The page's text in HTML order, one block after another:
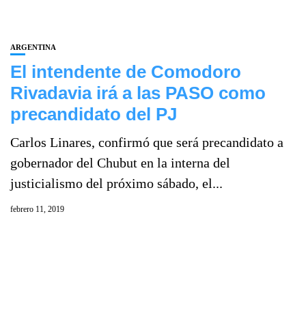
ARGENTINA
El intendente de Comodoro
Rivadavia irá a las PASO como
precandidato del PJ
Carlos Linares, confirmó que será precandidato a
gobernador del Chubut en la interna del
justicialismo del próximo sábado, el...
febrero 11, 2019